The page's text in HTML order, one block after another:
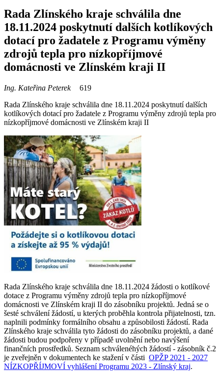
Rada Zlínského kraje schválila dne
18.11.2024 poskytnutí dalších kotlíkových
dotací pro žadatele z Programu výměny
zdrojů tepla pro nízkopříjmové
domácnosti ve Zlínském kraji II
Ing. Kateřina Peterek
619
Rada Zlínského kraje schválila dne 18.11.2024 poskytnutí dalších
kotlíkových dotací pro žadatele z Programu výměny zdrojů tepla pro
nízkopříjmové domácnosti ve Zlínském kraji II
Rada Zlínského kraje schválila dne 18.11.2024 žádosti o kotlíkové
dotace z Programu výměny zdrojů tepla pro nízkopříjmové
domácnosti ve Zlínském kraji II do zásobníku projektů. Jedná se o
šesté schválení žádostí, u kterých proběhla kontrola přijatelnosti, tzn.
naplnili podmínky formálního obsahu a způsobilosti žádostí. Rada
Zlínského kraje schválila tyto žádosti do zásobníku projektů, a dané
žádosti budou podpořeny v případě uvolnění nebo navýšení
finančních prostředků. Seznam schválenéhých žádostí - zásobník č.2
je zveřejněn v dokumentech ke stažení v části OPŽP 2021 - 2027
NÍZKOPŘÍJMOVÍ vyhlášení Programu 2023 - Zlínský kraj.